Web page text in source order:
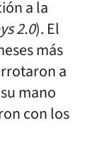
a la
2.0). El
más
a
mano
con los